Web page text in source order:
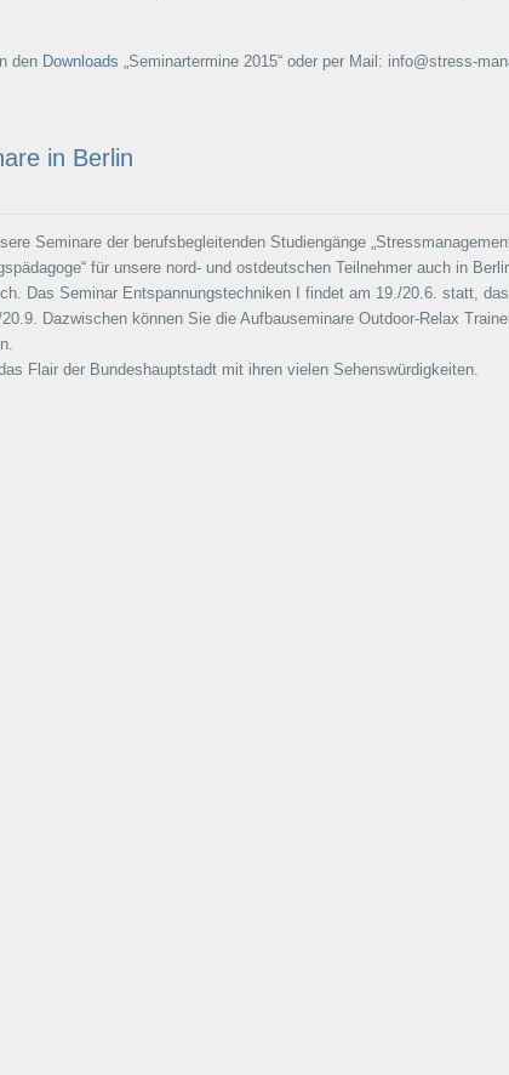
den Downloads „Seminartermine 2015“ oder per Mail: info@stress-
in Berlin
Seminare der berufsbegleitenden Studiengänge
für unsere nord- und ostdeutschen Teilnehmer auch in
Das Seminar Entspannungstechniken I findet am 19./20.6. statt,
Dazwischen können Sie die Aufbauseminare Outdoor-Relax
Flair der Bundeshauptstadt mit ihren vielen Sehenswürdigkeiten.